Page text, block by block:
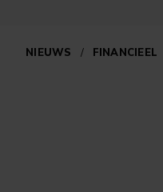
NIEUWS / FINANCIEEL